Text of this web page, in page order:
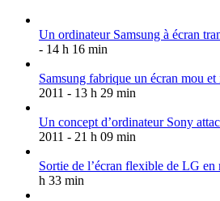
Un ordinateur Samsung à écran
- 14 h 16 min
Samsung fabrique un écran mou et
2011 - 13 h 29 min
Un concept d’ordinateur Sony
2011 - 21 h 09 min
Sortie de l’écran flexible de LG en
h 33 min